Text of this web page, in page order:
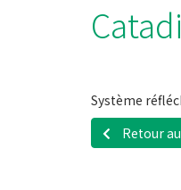
Système
Retour